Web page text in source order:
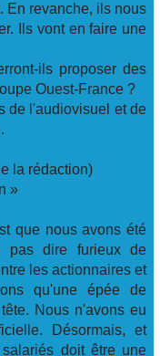
En revanche, ils nous
Ils vont en faire une
ils proposer des
Ouest-France ?
de l'audiovisuel et de
la rédaction)
»
que nous avons été
pas dire furieux de
les actionnaires et
qu'une épée de
Nous n'avons eu
Désormais, et
doit être une